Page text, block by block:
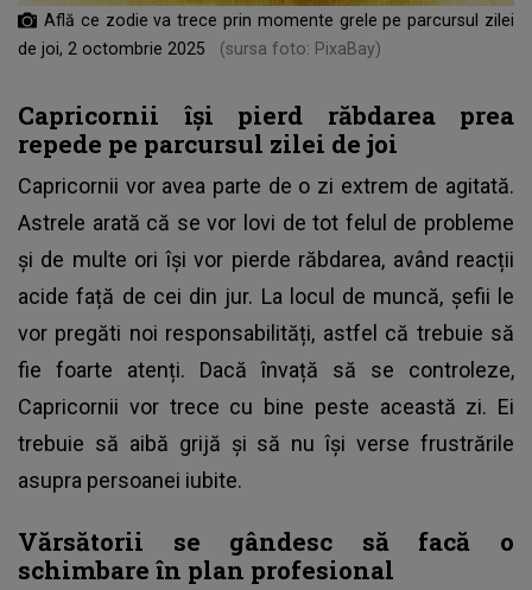
Află ce zodie va trece prin momente grele pe parcursul zilei
de joi, 2 octombrie 2025
(sursa foto: PixaBay)
Capricornii își pierd răbdarea prea
repede pe parcursul zilei de joi
Capricornii vor avea parte de o zi extrem de agitată.
Astrele arată că se vor lovi de tot felul de probleme
și de multe ori își vor pierde răbdarea, având reacții
acide față de cei din jur. La locul de muncă, șefii le
vor pregăti noi responsabilități, astfel că trebuie să
fie foarte atenți. Dacă învață să se controleze,
Capricornii vor trece cu bine peste această zi. Ei
trebuie să aibă grijă și să nu își verse frustrările
asupra persoanei iubite.
Vărsătorii se gândesc să facă o
schimbare în plan profesional